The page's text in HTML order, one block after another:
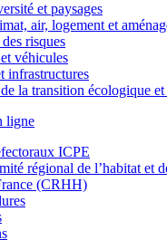
et paysages
air, logement et
risques
véhicules
infrastructures
la transition écologique
ligne
ICPE
régional de l’habitat et
(CRHH)